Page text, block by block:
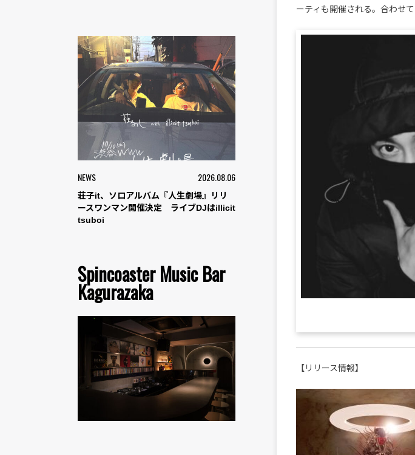
NEWS 2026.08.06
荘子it、ソロアルバム『人生劇場』リリ
ースワンマン開催決定 ライブDJはillicit
tsuboi
Spincoaster Music Bar
Kagurazaka
ーティも開催される。合わせて
【リリース情報】